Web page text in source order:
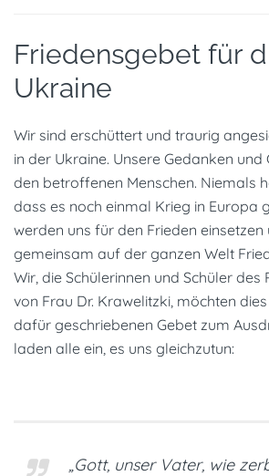
Friedensgebet für
Ukraine
Wir sind erschüttert und traurig
in der Ukraine. Unsere Gedanken und
den betroffenen Menschen. Niemals
dass es noch einmal Krieg in Europa
werden uns für den Frieden einsetzen
gemeinsam auf der ganzen Welt
Wir, die Schülerinnen und Schüler des
von Frau Dr. Krawelitzki, möchten
dafür geschriebenen Gebet zum
laden alle ein, es uns gleichzutun:
„Gott, unser Vater, wie